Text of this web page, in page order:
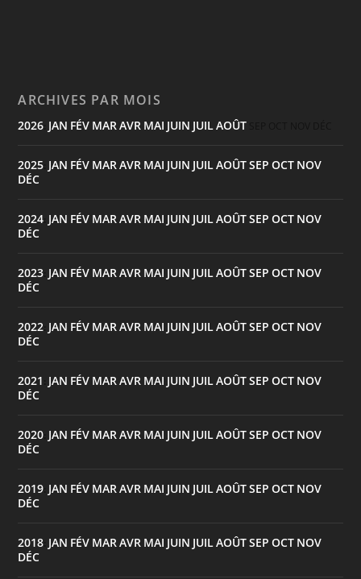
ARCHIVES PAR MOIS
2026 JAN FÉV MARAVR MAI JUIN JUILAOÛT
2025 JAN FÉV MARAVR MAI JUIN JUILAOÛTSEP OCT NOV
DÉC
2024 JAN FÉV MARAVR MAI JUIN JUILAOÛTSEP OCT NOV
DÉC
2023 JAN FÉV MARAVR MAI JUIN JUILAOÛTSEP OCT NOV
DÉC
2022 JAN FÉV MARAVR MAI JUIN JUILAOÛTSEP OCT NOV
DÉC
2021 JAN FÉV MARAVR MAI JUIN JUILAOÛTSEP OCT NOV
DÉC
2020 JAN FÉV MARAVR MAI JUIN JUILAOÛTSEP OCT NOV
DÉC
2019 JAN FÉV MARAVR MAI JUIN JUILAOÛTSEP OCT NOV
DÉC
2018 JAN FÉV MARAVR MAI JUIN JUILAOÛTSEP OCT NOV
DÉC